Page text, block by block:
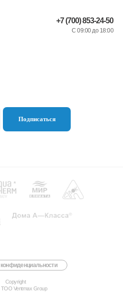
+7 (700) 853-24-50
С 09:00 до 18:00
Подписаться
Copyright
ТОО Ventmax Group
конфиденциальности